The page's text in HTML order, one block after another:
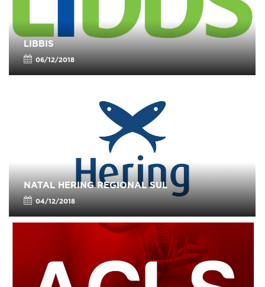
LIBBIS
06/12/2018
NATAL HERING REGIONAL SUL
04/12/2018